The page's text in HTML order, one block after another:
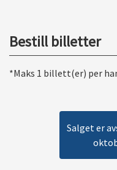
Bestill billetter
*Maks 1 billett(er) per
Salget er